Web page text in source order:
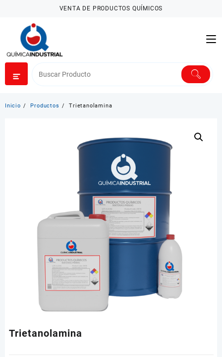
contenido
VENTA DE PRODUCTOS QUÍMICOS
Inicio Productos Trietanolamina
Trietanolamina